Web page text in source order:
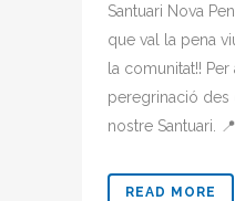
Santuari Nova
que val la pena
la comunitat!!
peregrinació des
nostre Santuari.
READ MORE